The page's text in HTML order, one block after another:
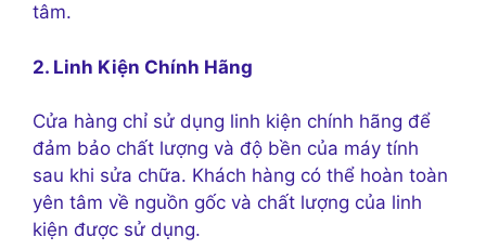
tâm.
2. Linh Kiện Chính Hãng
Cửa hàng chỉ sử dụng linh kiện chính hãng để
đảm bảo chất lượng và độ bền của máy tính
sau khi sửa chữa. Khách hàng có thể hoàn toàn
yên tâm về nguồn gốc và chất lượng của linh
kiện được sử dụng.